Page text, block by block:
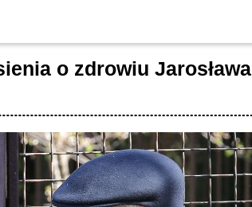
o zdrowiu Jarosława